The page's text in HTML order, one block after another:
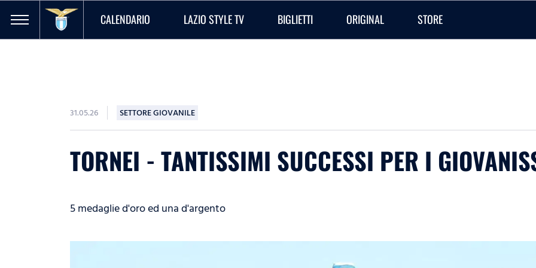
CALENDARIO LAZIO STYLE TV BIGLIETTI ORIGINAL STORE
31.05.26 SETTORE GIOVANILE
TORNEI - TANTISSIMI SUCCESSI PER I
5 medaglie d'oro ed una d'argento